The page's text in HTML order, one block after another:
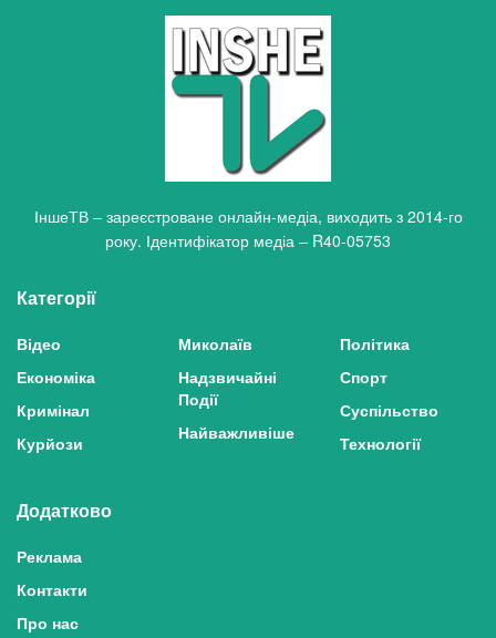
ІншеТВ – зареєстроване онлайн-медіа, виходить з 2014-го
року. Ідентифікатор медіа – R40-05753
Категорії
Відео
Економіка
Кримінал
Курйози
Миколаїв
Надзвичайні
Події
Найважливіше
Політика
Спорт
Суспільство
Технології
Додатково
Реклама
Контакти
Про нас